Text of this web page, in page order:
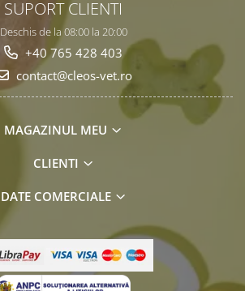
SUPORT CLIENTI
Deschis de la 08:00 la 20:00
+40 765 428 403
contact@cleos-vet.ro
MAGAZINUL MEU
CLIENTI
DATE COMERCIALE